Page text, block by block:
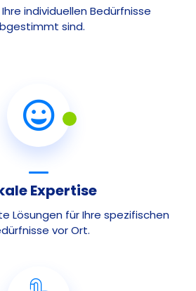
individuellen Bedürfnisse
sind.
Expertise
Lösungen für Ihre spezifischen
vor Ort.